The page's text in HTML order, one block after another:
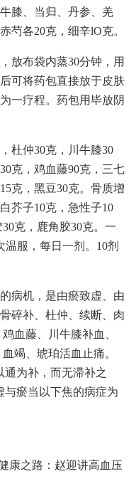
膝、当归、丹参、羌
芍各20克，细辛lO克。
放布袋内蒸30分钟，用
可将药包直接放于皮肤
一疗程。药包用毕放阴
杜仲30克，川牛膝30
克，鸡血藤90克，三七
克，黑豆30克。骨质增
芥子10克，急性子10
克，鹿角胶30克。一
服，每日一剂。10剂
病机，是由瘀致虚、由
碎补、杜仲、续断、肉
血藤、川牛膝补血、
竭、琥珀活血止痛。
通为补，而无滞补之
与瘀当以下焦的病症为
康之路：赵迎讲高血压